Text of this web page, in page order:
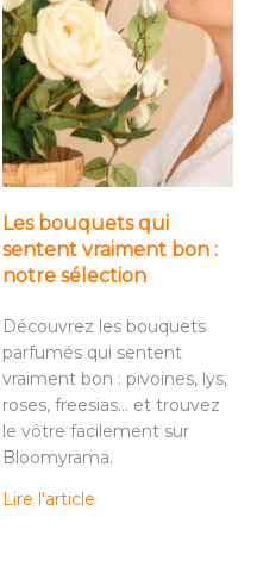
Les bouquets qui
sentent vraiment bon :
notre sélection
Découvrez les bouquets
parfumés qui sentent
vraiment bon : pivoines, lys,
roses, freesias… et trouvez
le vôtre facilement sur
Bloomyrama.
Lire l'article